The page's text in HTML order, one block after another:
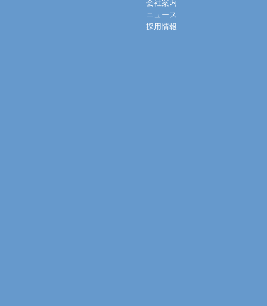
会社案内
ニュース
採用情報